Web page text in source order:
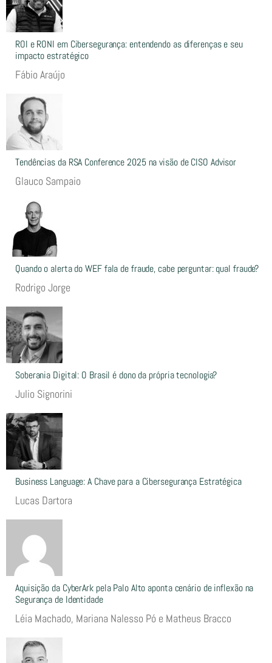
ROI e RONI em Cibersegurança: entendendo as diferenças e seu
impacto estratégico
Fábio Araújo
Tendências da RSA Conference 2025 na visão de CISO Advisor
Glauco Sampaio
Quando o alerta do WEF fala de fraude, cabe perguntar: qual fraude?
Rodrigo Jorge
Soberania Digital: O Brasil é dono da própria tecnologia?
Julio Signorini
Business Language: A Chave para a Cibersegurança Estratégica
Lucas Dartora
Aquisição da CyberArk pela Palo Alto aponta cenário de inflexão na
Segurança de Identidade
Léia Machado, Mariana Nalesso Pó e Matheus Bracco